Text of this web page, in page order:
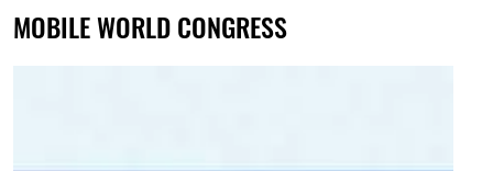
MOBILE WORLD CONGRESS